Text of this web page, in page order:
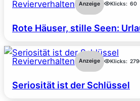
Revierverhalten Anzeige Klicks: 60
Rote Häuser, stille Seen:
Revierverhalten Anzeige Klicks:
Seriosität ist der Schlüssel